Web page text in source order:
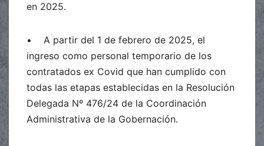
en 2025.
• A partir del 1 de febrero de 2025, el
ingreso como personal temporario de los
contratados ex Covid que han cumplido con
todas las etapas establecidas en la Resolución
Delegada Nº 476/24 de la Coordinación
Administrativa de la Gobernación.